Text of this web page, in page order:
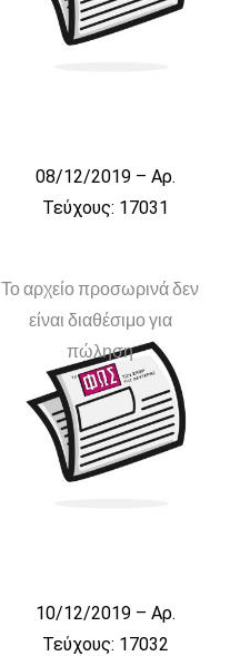
08/12/2019 – Αρ.
Τεύχους: 17031
Το αρχείο προσωρινά δεν
είναι διαθέσιμο για
πώληση
10/12/2019 – Αρ.
Τεύχους: 17032